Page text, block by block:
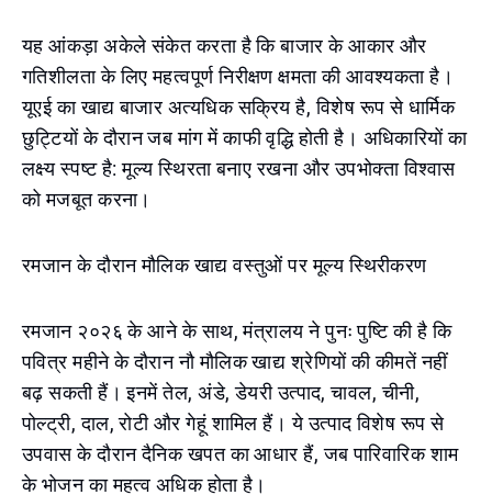
यह आंकड़ा अकेले संकेत करता है कि बाजार के आकार और
गतिशीलता के लिए महत्वपूर्ण निरीक्षण क्षमता की आवश्यकता है।
यूएई का खाद्य बाजार अत्यधिक सक्रिय है, विशेष रूप से धार्मिक
छुट्टियों के दौरान जब मांग में काफी वृद्धि होती है। अधिकारियों का
लक्ष्य स्पष्ट है: मूल्य स्थिरता बनाए रखना और उपभोक्ता विश्वास
को मजबूत करना।
रमजान के दौरान मौलिक खाद्य वस्तुओं पर मूल्य स्थिरीकरण
रमजान २०२६ के आने के साथ, मंत्रालय ने पुनः पुष्टि की है कि
पवित्र महीने के दौरान नौ मौलिक खाद्य श्रेणियों की कीमतें नहीं
बढ़ सकती हैं। इनमें तेल, अंडे, डेयरी उत्पाद, चावल, चीनी,
पोल्ट्री, दाल, रोटी और गेहूं शामिल हैं। ये उत्पाद विशेष रूप से
उपवास के दौरान दैनिक खपत का आधार हैं, जब पारिवारिक शाम
के भोजन का महत्व अधिक होता है।